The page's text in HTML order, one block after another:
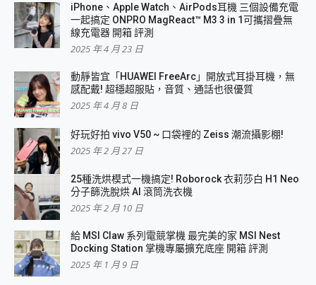
iPhone、Apple Watch、AirPods耳機 三個設備充電
一起搞定 ONPRO MagReact™ M3 3 in 1可攜摺疊無
線充電器 開箱 評測
2025 年 4 月 23 日
動靜皆宜「HUAWEI FreeArc」開放式耳掛耳機，無
感配戴! 超穩超服貼，音質、通話也很優質
2025 年 4 月 8 日
好玩好拍 vivo V50 ~ 口袋裡的 Zeiss 潮流攝影棚!
2025 年 2 月 27 日
25種洗烘模式一機搞定! Roborock 衣莉莎白 H1 Neo
分子篩洗脫烘 AI 滾筒洗衣機
2025 年 2 月 10 日
給 MSI Claw 系列電競掌機 最完美的家 MSI Nest
Docking Station 掌機專屬擴充底座 開箱 評測
2025 年 1 月 9 日